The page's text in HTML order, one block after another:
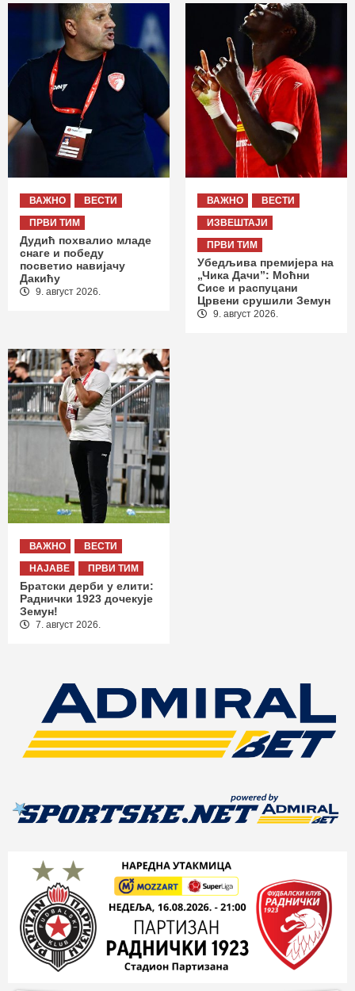
ВАЖНО
ВЕСТИ
ПРВИ ТИМ
Дудић похвалио младе
снаге и победу
посветио навијачу
Дакићу
9. август 2026.
ВАЖНО
ВЕСТИ
ИЗВЕШТАЈИ
ПРВИ ТИМ
Убедљива премијера на
„Чика Дачи”: Моћни
Сисе и распуцани
Црвени срушили Земун
9. август 2026.
ВАЖНО
ВЕСТИ
НАЈАВЕ
ПРВИ ТИМ
Братски дерби у елити:
Раднички 1923 дочекује
Земун!
7. август 2026.